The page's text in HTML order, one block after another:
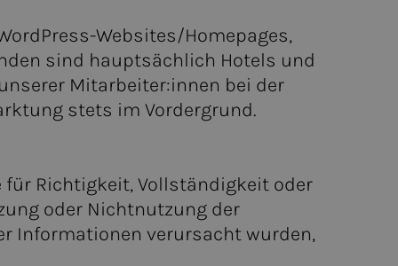
Websites/Homepages,
sind hauptsächlich Hotels und
Mitarbeiter:innen bei der
stets im Vordergrund.
Richtigkeit, Vollständigkeit oder
oder Nichtnutzung der
Informationen verursacht wurden,